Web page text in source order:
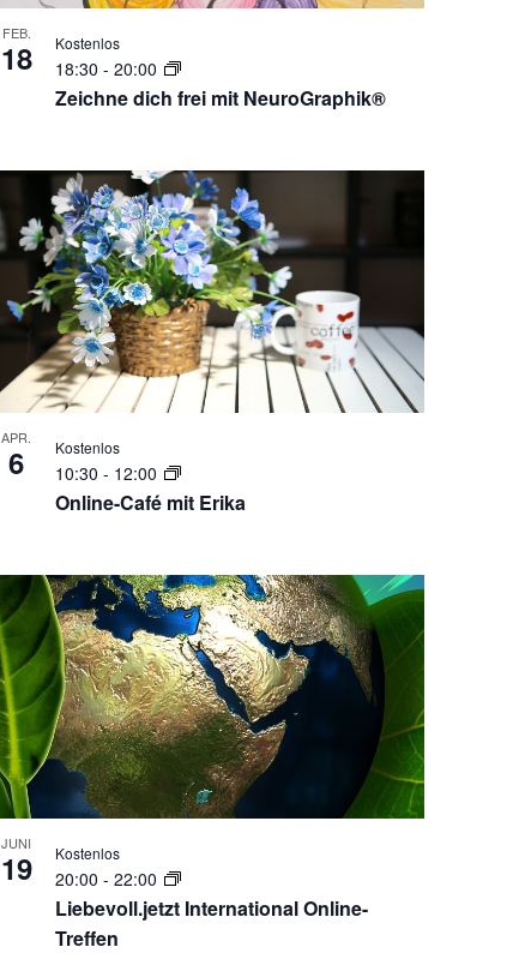
FEB.
18
Zeichne dich frei mit NeuroGraphik®
18:30 - 20:00
Kostenlos
APR.
6
Online-Café mit Erika
10:30 - 12:00
Kostenlos
JUNI
19
Liebevoll.jetzt International Online-
Treffen
20:00 - 22:00
Kostenlos